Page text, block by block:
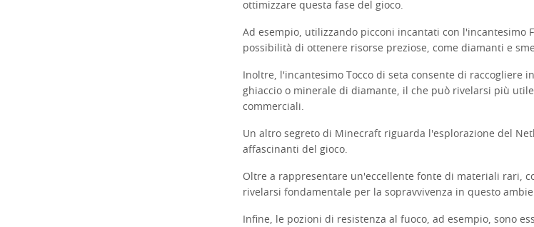
ottimizzare questa fase del gioco.
Ad esempio, utilizzando picconi incantati con l'incantesimo
possibilità di ottenere risorse preziose, come diamanti e
Inoltre, l'incantesimo Tocco di seta consente di raccogliere
ghiaccio o minerale di diamante, il che può rivelarsi più
commerciali.
Un altro segreto di Minecraft riguarda l'esplorazione del
affascinanti del gioco.
Oltre a rappresentare un'eccellente fonte di materiali rari,
rivelarsi fondamentale per la sopravvivenza in questo
Infine, le pozioni di resistenza al fuoco, ad esempio, sono